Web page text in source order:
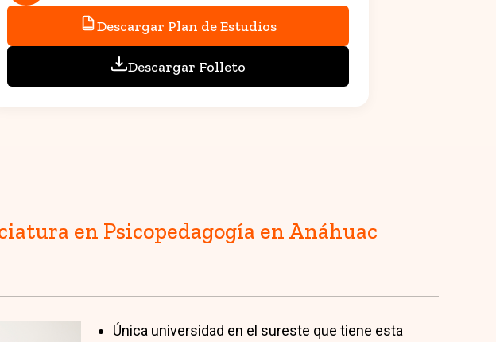
Descargar Plan de Estudios
Descargar Folleto
en Psicopedagogía en Anáhuac
Única universidad en el sureste que tiene esta